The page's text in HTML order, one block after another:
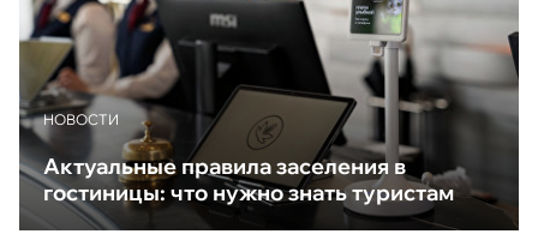
НОВОСТИ
Актуальные правила заселения в
гостиницы: что нужно знать туристам